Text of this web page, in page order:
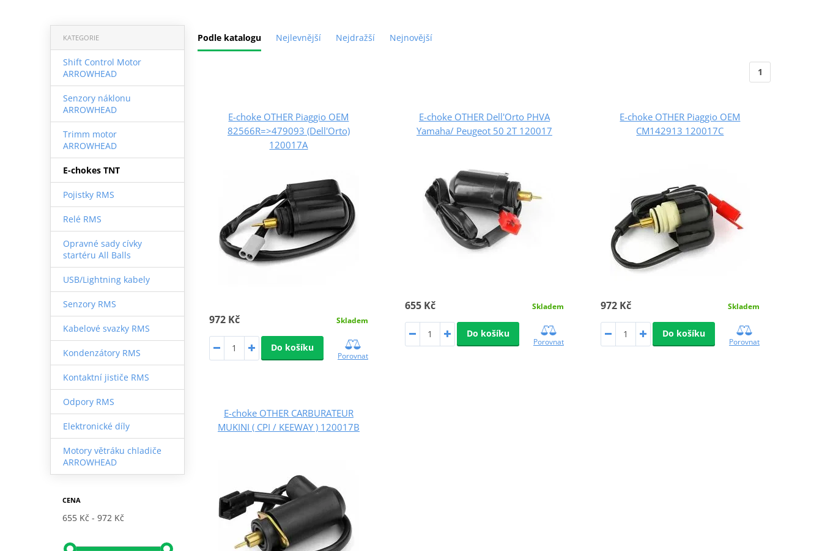
Podle katalogu Nejlevnější Nejdražší Nejnovější
KATEGORIE
Shift Control Motor
ARROWHEAD
Senzory náklonu
ARROWHEAD
Trimm motor
ARROWHEAD
E-chokes TNT
Pojistky RMS
Relé RMS
Opravné sady cívky
startéru All Balls
USB/Lightning kabely
Senzory RMS
Kabelové svazky RMS
Kondenzátory RMS
Kontaktní jističe RMS
Odpory RMS
Elektronické díly
Motory větráku chladiče
ARROWHEAD
CENA
655 Kč 972 Kč
1
E-choke OTHER Piaggio OEM
82566R=>479093 (Dell'Orto)
120017A
972 Kč Skladem
Do košíku
Porovnat
E-choke OTHER Dell'Orto PHVA
Yamaha/ Peugeot 50 2T 120017
655 Kč Skladem
Do košíku
Porovnat
E-choke OTHER Piaggio OEM
CM142913 120017C
972 Kč Skladem
Do košíku
Porovnat
E-choke OTHER CARBURATEUR
MUKINI ( CPI / KEEWAY ) 120017B